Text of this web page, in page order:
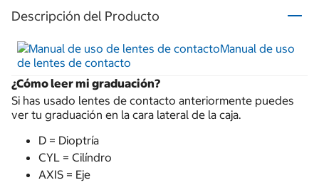
Descripción del Producto
Manual de uso
de lentes de contacto
¿Cómo leer mi graduación?
Si has usado lentes de contacto anteriormente puedes
ver tu graduación en la cara lateral de la caja.
D = Dioptría
CYL = Cilíndro
AXIS = Eje